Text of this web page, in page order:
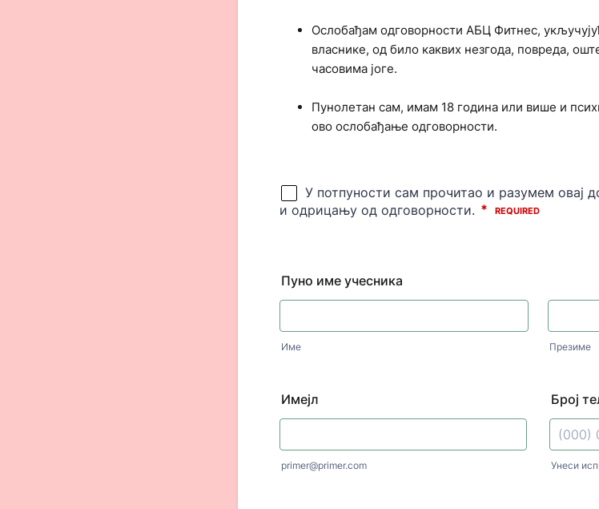
Ослобађам одговорности АБЦ Фитнес,
власнике, од било каквих незгода, повреда,
часовима јоге.
Пунолетан сам, имам 18 година или више и
ово ослобађање одговорности.
Пуно име учесника
Име Презиме
Имејл
primer@primer.com
Број
Унеси